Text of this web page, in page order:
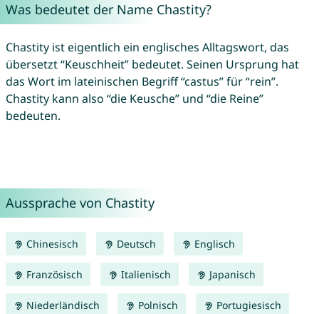
Was bedeutet der Name Chastity?
Chastity ist eigentlich ein englisches Alltagswort, das
übersetzt “Keuschheit” bedeutet. Seinen Ursprung hat
das Wort im lateinischen Begriff “castus” für “rein”.
Chastity kann also “die Keusche” und “die Reine”
bedeuten.
Aussprache von Chastity
Chinesisch Deutsch Englisch
Französisch Italienisch Japanisch
Niederländisch Polnisch Portugiesisch